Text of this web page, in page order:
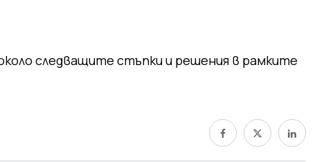
следващите стъпки и решения в рамките